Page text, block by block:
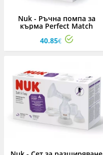
Nuk - Ръчна помпа за
кърма Perfect Match
40.85€